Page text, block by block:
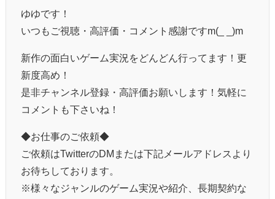
ゆゆです！
いつもご視聴・高評価・コメント感謝ですm(_ _)m
新作の面白いゲーム実況をどんどん行ってます！更
新度高め！
是非チャンネル登録・高評価お願いします！気軽に
コメントも下さいね！
◆お仕事のご依頼◆
ご依頼はTwitterのDMまたは下記メールアドレスより
お待ちしております。
※様々なジャンルのゲーム実況や紹介、長期契約な